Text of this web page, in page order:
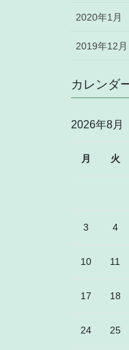
2020年1月
2019年12月
カレンダ
2026年8月
月 火
3 4
10 11
17 18
24 25